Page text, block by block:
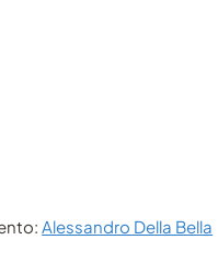
Alessandro Della Bella